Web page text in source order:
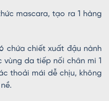
mascara, tạo ra 1 hàng
chứa chiết xuất đậu nành
vùng da tiếp nối chân mi 1
thoải mái dễ chịu, không